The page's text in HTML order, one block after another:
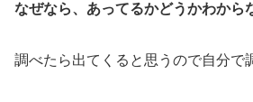
なぜなら、あってるかどうかわから
調べたら出てくると思うので自分で